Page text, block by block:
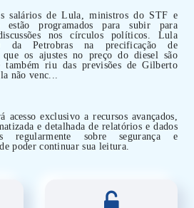
salários de Lula, ministros do STF e
estão programados para subir para
nos círculos políticos. Lula
da Petrobras na precificação de
que os ajustes no preço do diesel são
também riu das previsões de Gilberto
não venc...
exclusivo a recursos avançados,
e detalhada de relatórios e dados
regularmente sobre segurança e
poder continuar sua leitura.